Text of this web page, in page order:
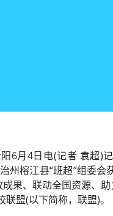
月4日电(记者 袁超)记
州榕江县“班超”组委会
果、联动全国资源、
联盟(以下简称，联盟)。